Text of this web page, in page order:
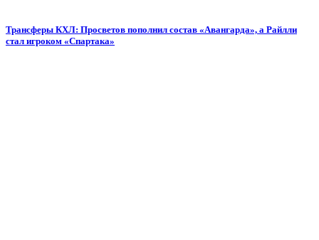
Трансферы КХЛ: Просветов пополнил состав «Авангарда», а Райлли
стал игроком «Спартака»